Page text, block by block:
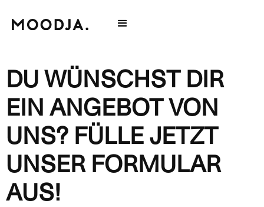
DU WÜNSCHST DIR
EIN ANGEBOT VON
UNS? FÜLLE JETZT
UNSER FORMULAR
AUS!